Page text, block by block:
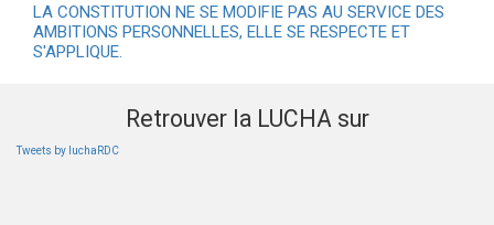
LA CONSTITUTION NE SE MODIFIE PAS AU SERVICE DES
AMBITIONS PERSONNELLES, ELLE SE RESPECTE ET
S'APPLIQUE.
Retrouver la LUCHA sur
Tweets by luchaRDC